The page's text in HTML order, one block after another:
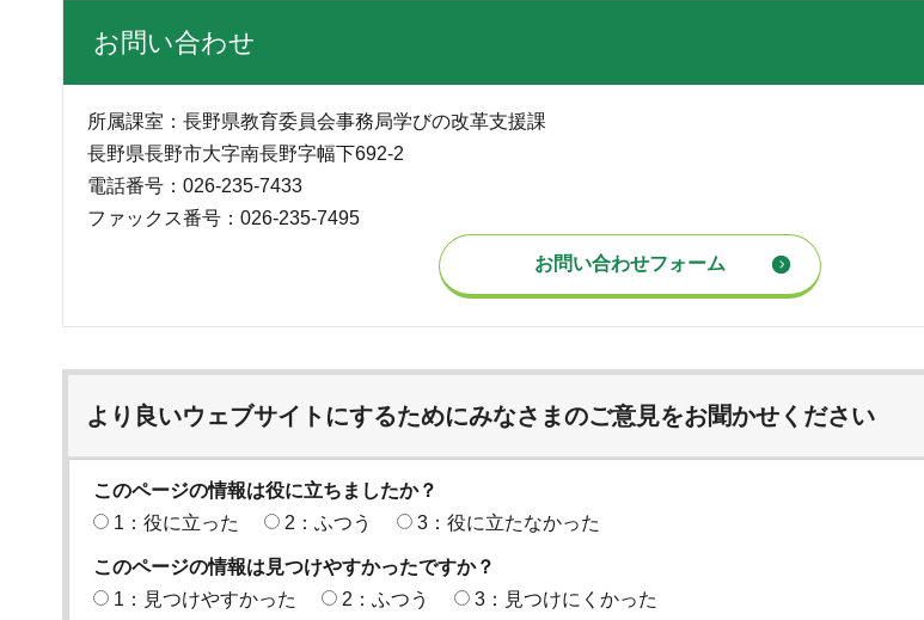
お問い合わせ
所属課室：長野県教育委員会事務局学びの改革支援課
長野県長野市大字南長野字幅下692-2
電話番号：026-235-7433
ファックス番号：026-235-7495
より良いウェブサイトにするためにみなさまのご意見をお聞かせください
このページの情報は役に立ちましたか？
1：役に立った
2：ふつう 3：役に立たなかった
このページの情報は見つけやすかったですか？
1：見つけやすかった
2：ふつう 3：見つけにくかった